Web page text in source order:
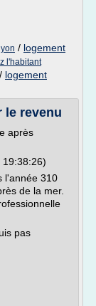
/ logement
l'habitant
/ logement
le revenu
après
l'année 310
de la mer.
pas